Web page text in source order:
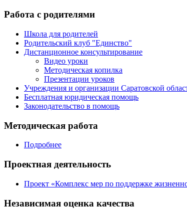
Работа с родителями
Школа для родителей
Родительский клуб "Единство"
Дистанционное консультирование
Видео уроки
Методическая копилка
Презентации уроков
Учреждения и организации Саратовской
Бесплатная юридическая помощь
Законодательство в помощь
Методическая работа
Подробнее
Проектная деятельность
Проект «Комплекс мер по поддержке
Независимая оценка качества